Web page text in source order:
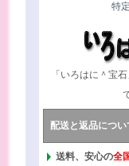
特
「いろはに＾宝
配送と返品につい
送料、安心の全